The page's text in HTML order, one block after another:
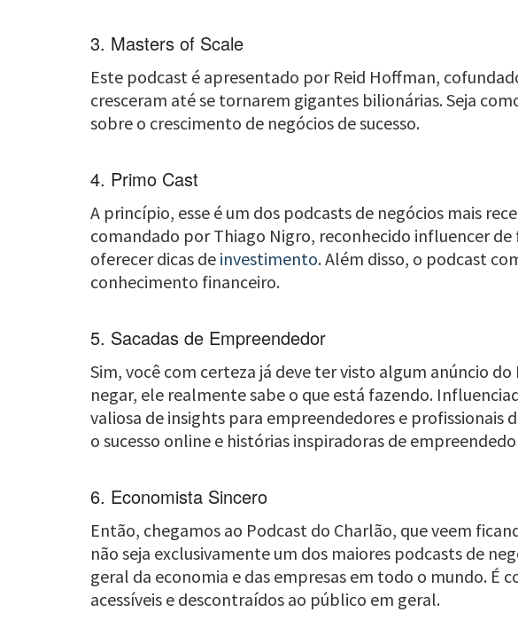
3. Masters of Scale
Este podcast é apresentado por Reid Hoffman,
cresceram até se tornarem gigantes bilionárias. Seja
sobre o crescimento de negócios de sucesso.
4. Primo Cast
A princípio, esse é um dos podcasts de negócios mais
comandado por Thiago Nigro, reconhecido influencer
oferecer dicas de investimento. Além disso, o podcast
conhecimento financeiro.
5. Sacadas de Empreendedor
Sim, você com certeza já deve ter visto algum anúncio
negar, ele realmente sabe o que está fazendo.
valiosa de insights para empreendedores e
o sucesso online e histórias inspiradoras de
6. Economista Sincero
Então, chegamos ao Podcast do Charlão, que veem
não seja exclusivamente um dos maiores podcasts de
geral da economia e das empresas em todo o mundo.
acessíveis e descontraídos ao público em geral.